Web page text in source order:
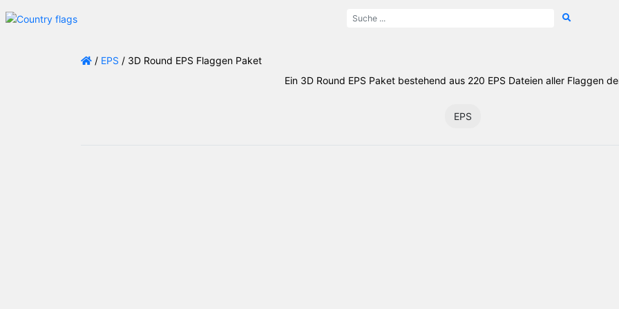
/ EPS / 3D Round EPS Flaggen Paket
Ein 3D Round EPS Paket bestehend aus 220 EPS Dateien aller Flaggen
EPS